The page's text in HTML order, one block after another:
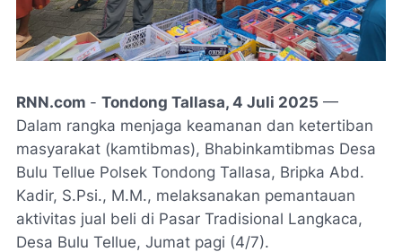
RNN.com - Tondong Tallasa, 4 Juli 2025 —
Dalam rangka menjaga keamanan dan ketertiban
masyarakat (kamtibmas), Bhabinkamtibmas Desa
Bulu Tellue Polsek Tondong Tallasa, Bripka Abd.
Kadir, S.Psi., M.M., melaksanakan pemantauan
aktivitas jual beli di Pasar Tradisional Langkaca,
Desa Bulu Tellue, Jumat pagi (4/7).